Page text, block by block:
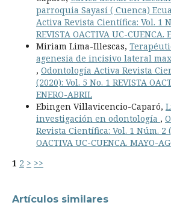
parroquia Sayasí ( Cuenca)
Activa Revista Científica: Vol. 1
REVISTA OACTIVA UC-CUENCA.
Miriam Lima-Illescas,
agenesia de incisivo lateral
, Odontología Activa Revista
(2020): Vol. 5 No. 1 REVISTA
ENERO-ABRIL
Ebingen Villavicencio-Caparó,
investigación en odontología ,
Revista Científica: Vol. 1 Núm. 2
OACTIVA UC-CUENCA. MAYO-
1 2 > >>
Artículos similares